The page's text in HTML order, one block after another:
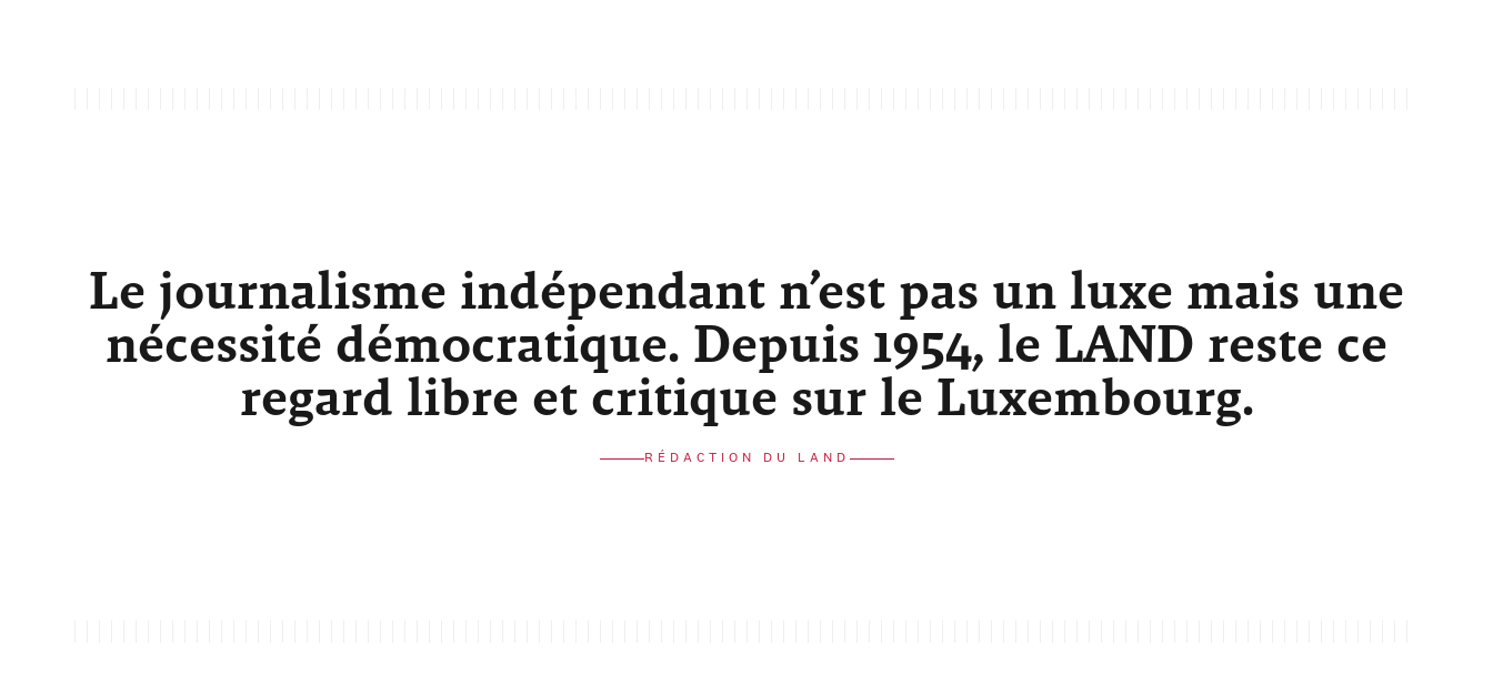
Le journalisme indépendant n’est pas un luxe mais une
nécessité démocratique. Depuis 1954, le LAND reste ce
regard libre et critique sur le Luxembourg.
RÉDACTION DU LAND